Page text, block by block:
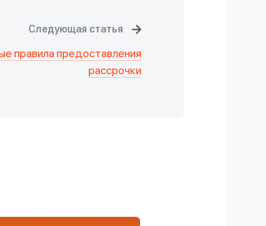
Следующая статья
правила предоставления
рассрочки